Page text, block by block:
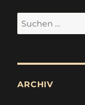
Suchen
nach:
ARCHIV